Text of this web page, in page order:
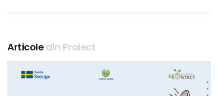
Articoledin Proiect